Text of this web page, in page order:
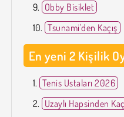
Obby Bisiklet
Tsunami'den Kaçış
En yeni 2 Kişilik
Tenis Ustaları 2026
Uzaylı Hapsinden